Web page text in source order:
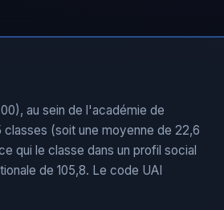
au sein de l'académie de
(soit une moyenne de 22,6
qui le classe dans un profil social
de 105,8. Le code UAI